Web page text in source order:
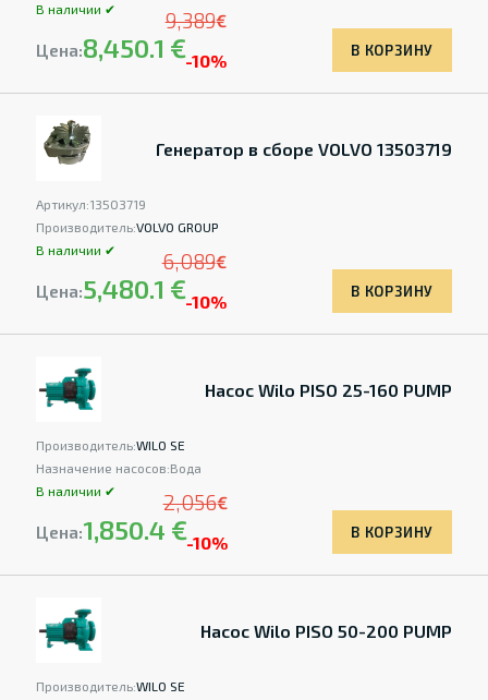
В наличии ✔
Цена:8,450.1 €
9,389€
-10%
В КОРЗИНУ
Генератор в сборе VOLVO 13503719
Артикул:13503719
Производитель:VOLVO GROUP
В наличии ✔
Цена:5,480.1 €
6,089€
-10%
В КОРЗИНУ
Насос Wilo PISO 25-160 PUMP
Производитель:WILO SE
Назначение насосов:Вода
В наличии ✔
Цена:1,850.4 €
2,056€
-10%
В КОРЗИНУ
Насос Wilo PISO 50-200 PUMP
Производитель:WILO SE